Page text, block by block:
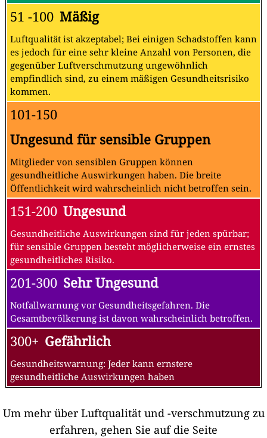
51 -100 Mäßig
Luftqualität ist akzeptabel; Bei einigen Schadstoffen kann
es jedoch für eine sehr kleine Anzahl von Personen, die
gegenüber Luftverschmutzung ungewöhnlich
empfindlich sind, zu einem mäßigen Gesundheitsrisiko
kommen.
101-150
Ungesund für sensible Gruppen
Mitglieder von sensiblen Gruppen können
gesundheitliche Auswirkungen haben. Die breite
Öffentlichkeit wird wahrscheinlich nicht betroffen sein.
151-200 Ungesund
Gesundheitliche Auswirkungen sind für jeden spürbar;
für sensible Gruppen besteht möglicherweise ein ernstes
gesundheitliches Risiko.
201-300 Sehr Ungesund
Notfallwarnung vor Gesundheitsgefahren. Die
Gesamtbevölkerung ist davon wahrscheinlich betroffen.
300+ Gefährlich
Gesundheitswarnung: Jeder kann ernstere
gesundheitliche Auswirkungen haben
Um mehr über Luftqualität und -verschmutzung zu
erfahren, gehen Sie auf die Seite